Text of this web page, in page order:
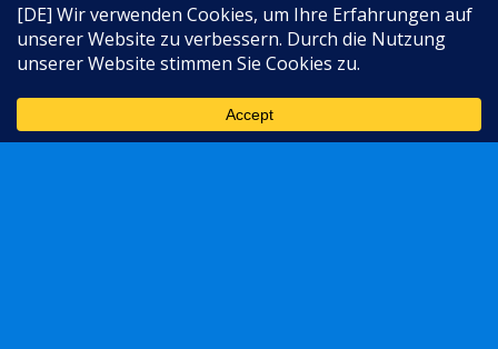
Sprache:
Mobil Desktop